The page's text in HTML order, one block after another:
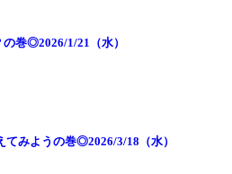
巻◎2026/1/21（水）
みようの巻◎2026/3/18（水）